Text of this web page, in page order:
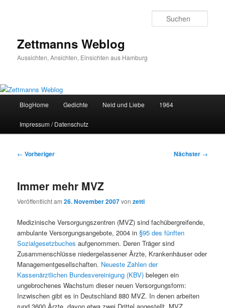
Zettmanns Weblog
Aussichten, Ansichten, Einsichten aus Hamburg
BlogHome Gedichte Neid und Liebe 1964
Impressum / Datenschutz
Beitragsnavigation
← Vorheriger Nächster →
Immer mehr MVZ
Veröffentlicht am26. November 2007vonzetti
Medizinische Versorgungszentren (MVZ) sind fachübergreifende,
ambulante Versorgungsangebote, 2004 in§95 des fünften
Sozialgesetzbuches aufgenommen. Deren Träger sind
Zusammenschlüsse niedergelassener Ärzte, Krankenhäuser oder
Managementgesellschaften. Neueste Zahlen der
Kassenärztlichen Bundesvereinigung (KBV) belegen ein
ungebrochenes Wachstum dieser neuen Versorgungsform:
Inzwischen gibt es in Deutschland 880 MVZ. In denen arbeiten
rund 3600 Ärzte, davon etwa zwei Drittel angestellt. MVZ